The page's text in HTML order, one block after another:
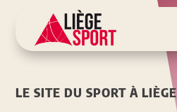
LE SITE DU SPORT À LIÈGE